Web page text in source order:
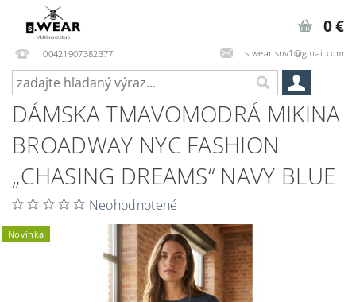
00421907382377 s.wear.snv1@gmail.com
0 €
DÁMSKA TMAVOMODRÁ MIKINA
BROADWAY NYC FASHION
„CHASING DREAMS“ NAVY BLUE
Neohodnotené
Novinka